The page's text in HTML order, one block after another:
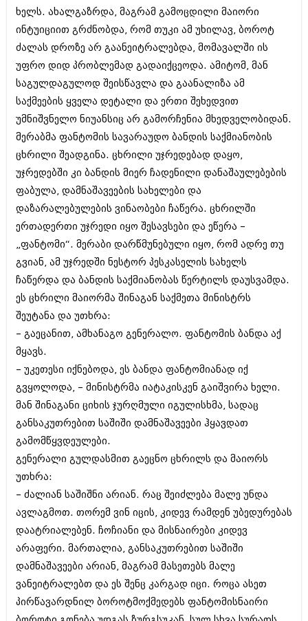
ხელს. ახალგაზრდა, მაგრამ გამოცდილი მაიორი
ინტუიციით გრძნობდა, რომ თუკი ამ უხილავ, ბოროტ
ძალას დროზე არ გაანეიტრალებდა, მომავალში ის
უფრო დიდ პრობლემად გადაიქცეოდა. ამიტომ, მან
საგულდაგულოდ შეისწავლა და გაანალიზა ამ
საქმეების ყველა დეტალი და ერთი შეხედვით
უმნიშვნელო ნიუანსიც არ გამორჩენია მხედველობიდან.
მერაბმა ფანტომის სავარაუდო ბანდის საქმიანობის
ცხრილი შეადგინა. ცხრილი უჯრედებად დაყო,
უჯრედებში კი ბანდის მიერ ჩადენილი დანაშაულებების
ფაბულა, დამნაშავეების სახელები და
დაზარალებულების ვინაობები ჩაწერა. ცხრილში
ერთადერთი უჯრედი იყო შესავსები და ეწერა –
„ფანტომი“. მერაბი დარწმუნებული იყო, რომ ადრე თუ
გვიან, ამ უჯრედში ნესტორ პესკასელის სახელს
ჩაწერდა და ბანდის საქმიანობას წერტილს დაუსვამდა.
ეს ცხრილი მაიორმა შინაგან საქმეთა მინისტრს
შეუტანა და უთხრა:
– გაეცანით, ამხანაგო გენერალო. ფანტომის ბანდა აქ
მყავს.
– უკეთესი იქნებოდა, ეს ბანდა ფანტომიანად იქ
გვყოლოდა, – მინისტრმა იატაკისკენ გაიშვირა ხელი.
მან შინაგანი ციხის ჯურღმული იგულისხმა, სადაც
განსაკუთრებით საშიში დამნაშავეები ჰყავდათ
გამომწყვდეულები.
გენერალი გულდასმით გაეცნო ცხრილს და მაიორს
უთხრა:
– ძალიან საშიშნი არიან. რაც შეიძლება მალე უნდა
ავლაგმოთ. თორემ ვინ იცის, კიდევ რამდენ უბედურებას
დაატრიალებენ. ჩოჩიანი და მისნაირები კიდევ
არაფერი. მართალია, განსაკუთრებით საშიში
დამნაშავეები არიან, მაგრამ მასეთებს მალე
ვანეიტრალებთ და ეს შენც კარგად იცი. როცა ასეთ
პირწავარდნილ ბოროტმოქმედებს ფანტომისნაირი